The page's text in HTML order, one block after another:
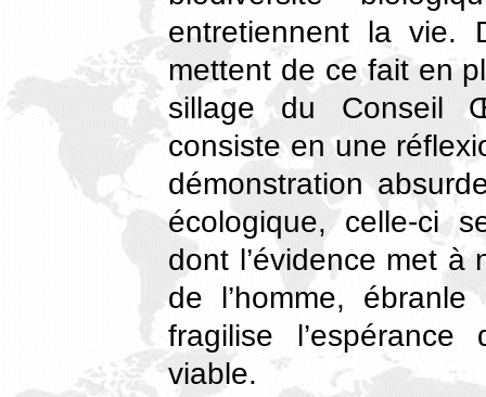
entretiennent la vie.
mettent de ce fait en
sillage du Conseil
consiste en une
démonstration
écologique, celle-ci
dont l’évidence met à
de l’homme,
fragilise l’espérance
viable.